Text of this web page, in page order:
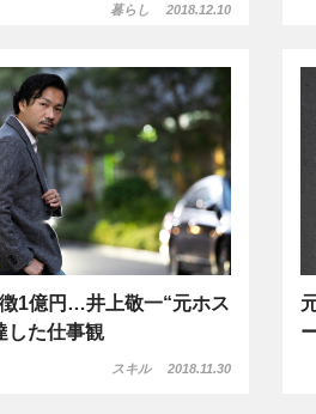
暮らし 2018.12.10
1億円…井上敬一“元ホス
した仕事観
スキル 2018.11.30